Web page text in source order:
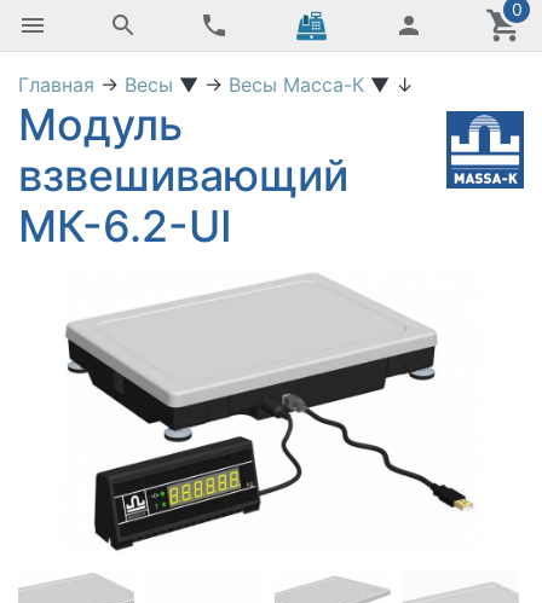
0
Главная → Весы ▼ → Весы Масса-К ▼ ↓
Модуль
взвешивающий
МК-6.2-UI